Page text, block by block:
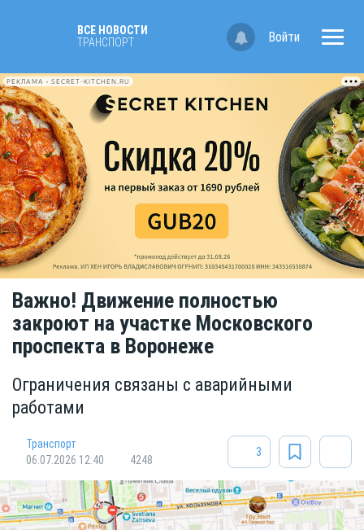
ВСЕ НОВОСТИ
ТРАНСПОРТ
Войти
РЕКЛАМА • SECRET-KITCHEN.RU
Важно! Движение полностью
закроют на участке Московского
проспекта в Воронеже
Ограничения связаны с аварийными
работами
Транспорт
06.07.2026 12:40
4248
3